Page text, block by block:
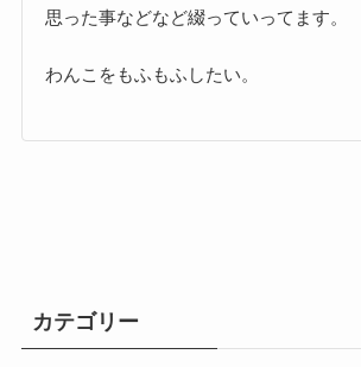
思った事などなど綴っていってます。
わんこをもふもふしたい。
カテゴリー